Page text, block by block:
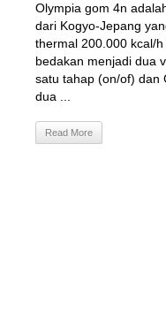
Olympia gom 4n
dari Kogyo-Jepang
thermal 200.000 kcal/
bedakan menjadi dua
satu tahap (on/of) dan
dua ...
Read More